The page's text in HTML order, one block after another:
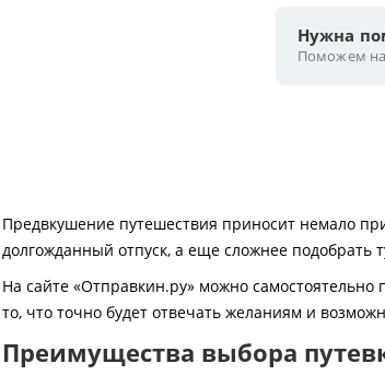
Нужна
Поможем
Предвкушение путешествия приносит немало
долгожданный отпуск, а еще сложнее подобрать
На сайте «Отправкин.ру» можно
то, что точно будет отвечать желаниям и
Преимущества выбора